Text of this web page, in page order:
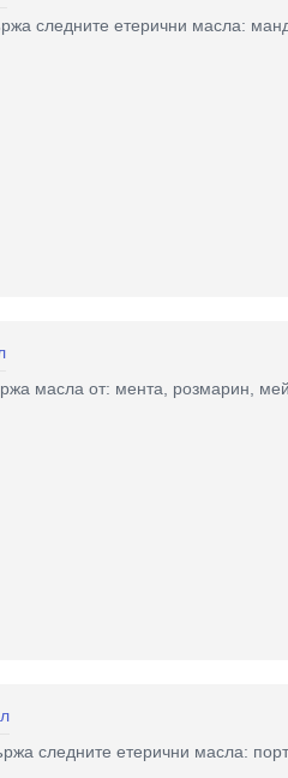
следните етерични масла:
масла от: мента, розмарин, мей
следните етерични масла: